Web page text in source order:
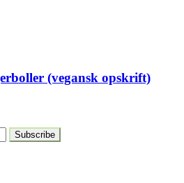
(vegansk opskrift)